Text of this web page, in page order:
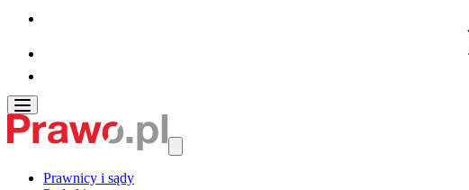
Prawnicy i sądy